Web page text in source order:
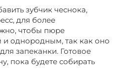
зубчик чеснока,
для более
чтобы пюре
однородным, так как оно
запеканки. Готовое
пока будете собирать